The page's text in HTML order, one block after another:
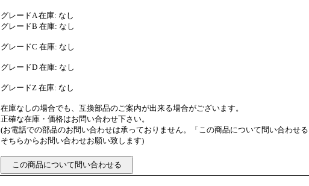
グレードA 在庫: なし
グレードB 在庫: なし
グレードC 在庫: なし
グレードD 在庫: なし
グレードZ 在庫: なし
在庫なしの場合でも、互換部品のご案内が出来る場合がございます。
正確な在庫・価格はお問い合わせ下さい。
(お電話での部品のお問い合わせは承っておりません。「この商品について問い合わせ
そちらからお問い合わせお願い致します)